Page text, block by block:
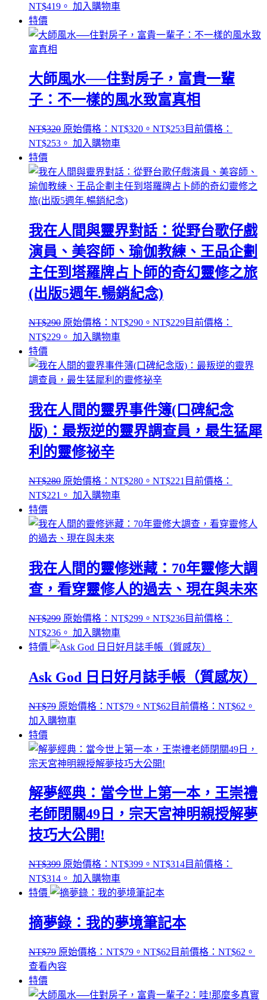
NT$419。 加入購物車
特價
大師風水──住對房子，富貴一輩
子：不一樣的風水致富真相
NT$320 原始價格：NT$320。 NT$253目前價格：
NT$253。 加入購物車
特價
我在人間與靈界對話：從野台歌仔戲
演員、美容師、瑜伽教練、王品企劃
主任到塔羅牌占卜師的奇幻靈修之旅
(出版5週年.暢銷紀念)
NT$290 原始價格：NT$290。 NT$229目前價格：
NT$229。 加入購物車
特價
我在人間的靈界事件簿(口碑紀念
版)：最叛逆的靈界調查員，最生猛犀
利的靈修祕辛
NT$280 原始價格：NT$280。 NT$221 目前價格：
NT$221。 加入購物車
特價
我在人間的靈修迷藏：70年靈修大調
查，看穿靈修人的過去、現在與未來
NT$299 原始價格：NT$299。 NT$236目前價格：
NT$236。 加入購物車
特價
Ask God 日日好月誌手帳（質感灰）
NT$79 原始價格：NT$79。 NT$62 目前價格：NT$62。
加入購物車
特價
解夢經典：當今世上第一本，王崇禮
老師閉關49日，宗天宮神明親授解夢
技巧大公開!
NT$399 原始價格：NT$399。 NT$314目前價格：
NT$314。 加入購物車
特價
摘夢錄：我的夢境筆記本
NT$79 原始價格：NT$79。 NT$62 目前價格：NT$62。
查看內容
特價